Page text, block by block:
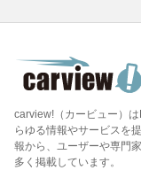
carview!（カービュー）
らゆる情報やサービスを
報から、ユーザーや専門
多く掲載しています。